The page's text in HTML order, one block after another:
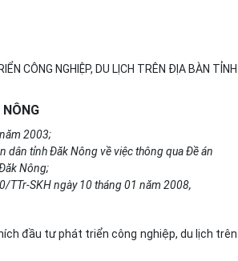
CÔNG NGHIỆP, DU LỊCH TRÊN ĐỊA BÀN TỈNH
2003;
tỉnh Đăk Nông về việc thông qua Đề án
Nông;
TTr-SKH ngày 10 tháng 01 năm 2008,
đầu tư phát triển công nghiệp, du lịch trên